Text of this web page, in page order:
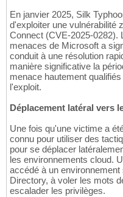
En janvier 2025, Silk
d'exploiter une vulnérabilité
Connect (CVE-2025-0282).
menaces de Microsoft a
conduit à une résolution
manière significative la
menace hautement
l'exploit.
Déplacement latéral vers
Une fois qu'une victime a
connu pour utiliser des
pour se déplacer
les environnements cloud.
accédé à un
Directory, à voler les mots
escalader les privilèges.